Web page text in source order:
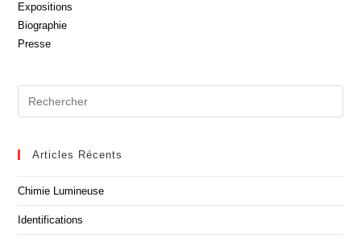
Expositions
Biographie
Presse
Articles Récents
Chimie Lumineuse
Identifications